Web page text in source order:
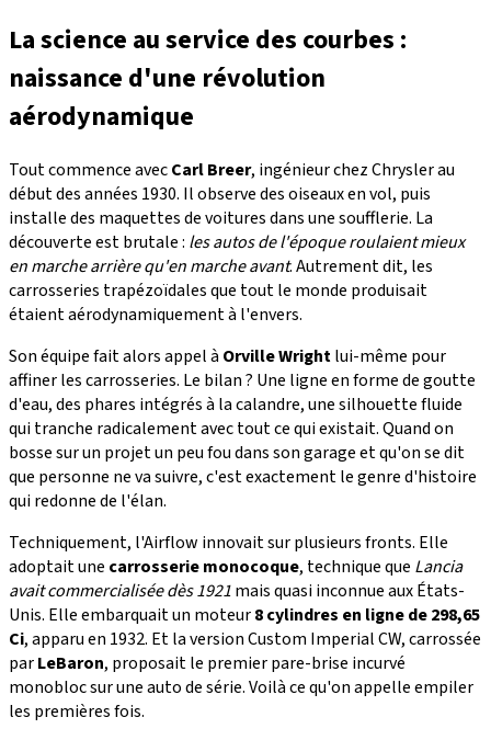
La science au service des courbes :
naissance d'une révolution
aérodynamique
Tout commence avecCarl Breer, ingénieur chez Chrysler au
début des années 1930. Il observe des oiseaux en vol, puis
installe des maquettes de voitures dans une soufflerie. La
découverte est brutale : les autos de l'époque roulaient mieux
en marche arrière qu'en marche avant. Autrement dit, les
carrosseries trapézoïdales que tout le monde produisait
étaient aérodynamiquement à l'envers.
Son équipe fait alors appel à Orville Wrightlui-même pour
affiner les carrosseries. Le bilan ? Une ligne en forme de goutte
d'eau, des phares intégrés à la calandre, une silhouette fluide
qui tranche radicalement avec tout ce qui existait. Quand on
bosse sur un projet un peu fou dans son garage et qu'on se dit
que personne ne va suivre, c'est exactement le genre d'histoire
qui redonne de l'élan.
Techniquement, l'Airflow innovait sur plusieurs fronts. Elle
adoptait une carrosserie monocoque, technique que Lancia
avait commercialisée dès 1921mais quasi inconnue aux États-
Unis. Elle embarquait un moteur8 cylindres en ligne de 298,65
Ci, apparu en 1932. Et la version Custom Imperial CW, carrossée
parLeBaron, proposait le premier pare-brise incurvé
monobloc sur une auto de série. Voilà ce qu'on appelle empiler
les premières fois.